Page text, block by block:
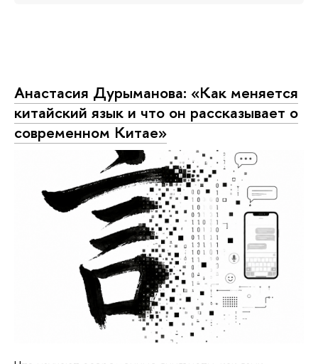
Анастасия Дурыманова: «Как меняется
китайский язык и что он рассказывает о
современном Китае»